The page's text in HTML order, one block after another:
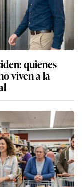
quienes
viven a la